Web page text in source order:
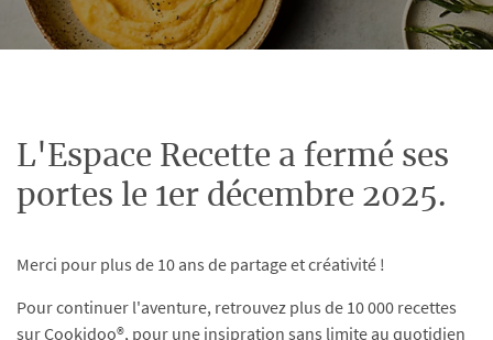
L'Espace Recette a fermé ses
portes le 1er décembre 2025.
Merci pour plus de 10 ans de partage et créativité !
Pour continuer l'aventure, retrouvez plus de 10 000 recettes
sur Cookidoo®, pour une insipration sans limite au quotidien